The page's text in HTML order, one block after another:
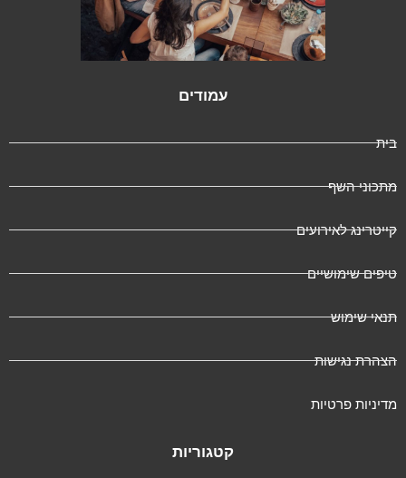
עמודים
בית
מתכוני השף
קייטרינג לאירועים
טיפים שימושיים
תנאי שימוש
הצהרת נגישות
מדיניות פרטיות
קטגוריות